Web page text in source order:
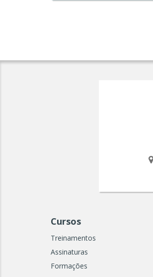
Cursos
Treinamentos
Assinaturas
Formações